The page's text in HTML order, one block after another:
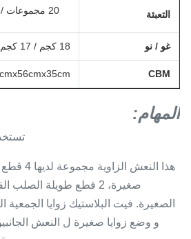
التعبئة 20 مجموعات / الشركة التونسية للملاحة
غو / نو 18 كجم / 17 كجم
CBM
المهام:
الصغيرة. فيت البلاستيك زوايا الجمعية
و وضع زوايا صغيرة ل النعش